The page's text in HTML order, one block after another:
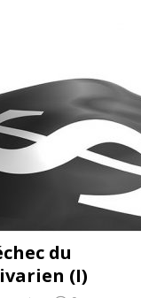
2026 ]
Iran. Le retour
]
Brésil. Les vies
du
(I)